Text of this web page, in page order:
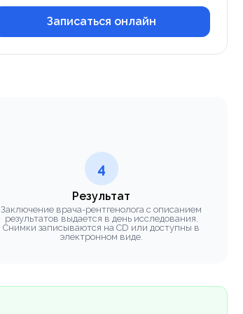
Записаться онлайн
4
Результат
Заключение врача-рентгенолога с описанием
результатов выдается в день исследования.
Снимки записываются на CD или доступны в
электронном виде.